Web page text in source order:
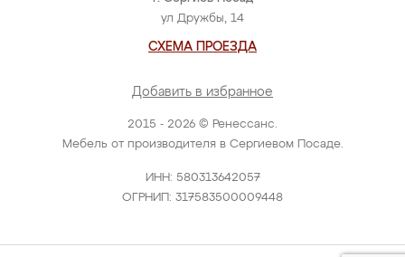
2015 - 2026 © Ренессанс.
Мебель от производителя в Сергиевом Посаде.
ИНН: 580313642057
ОГРНИП: 317583500009448
ул Дружбы, 14
СХЕМА ПРОЕЗДА
Добавить в избранное